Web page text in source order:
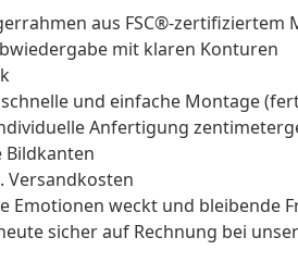
aus FSC®-zertifiziertem
mit klaren Konturen
und einfache Montage
Anfertigung
Bildkanten
Versandkosten
weckt und bleibende
sicher auf Rechnung bei